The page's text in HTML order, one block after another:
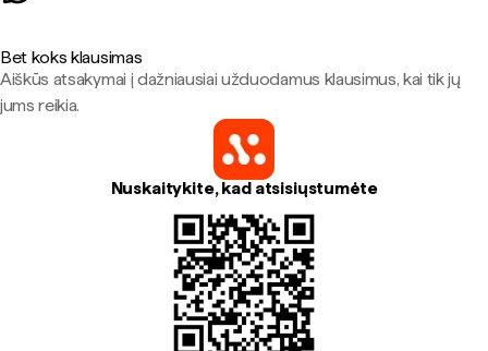
Bet koks klausimas
Aiškūs atsakymai į dažniausiai užduodamus klausimus, kai tik jų
jums reikia.
Nuskaitykite, kad atsisiųstumėte